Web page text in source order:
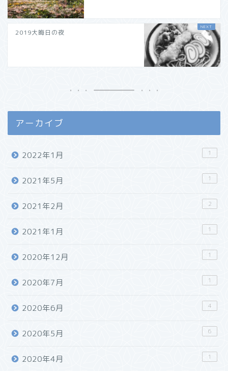
2019大晦日の夜
アーカイブ
2022年1月 1
2021年5月 1
2021年2月 2
2021年1月 1
2020年12月 1
2020年7月 1
2020年6月 4
2020年5月 6
2020年4月 1